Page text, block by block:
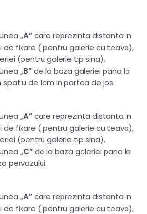
„A”care reprezinta distanta in
de fixare ( pentru galerie cu teava),
(pentru galerie tip sina).
„B”de la baza galeriei pana la
spatiu de 1cm in partea de jos.
„A”care reprezinta distanta in
de fixare ( pentru galerie cu teava),
(pentru galerie tip sina).
„C”de la baza galeriei pana la
pervazului.
„A”care reprezinta distanta in
de fixare ( pentru galerie cu teava),